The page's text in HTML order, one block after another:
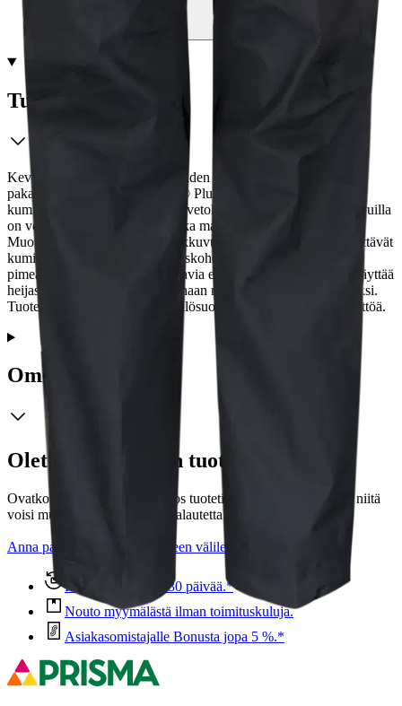
Tuotekuvaus
Keveät ja hengittävät housut, joiden materiaalina on helposti
pakattava GORE-TEX Paclite® Plus. Housuissa on
kuminauhavyötärö ja laminoitu vetoketjusepalus. Lahkeiden sivuilla
on vettä hylkivät vetoketjut, jotka mahdollistavat ilmanvaihdon.
Muotoillut polvet parantavat liikkuvuutta. Lahkeensuissa säädettävät
kuminauhat. Heijastavat yksityiskohdat lisäävät näkyvyyttä
pimeässä. Tuote sisältää heijastavia elementtejä. Lisäksi tulee käyttää
heijastinta tai heijastinliiviä parhaan näkyvyyden varmistamiseksi.
Tuote ei korvaa virallisen henkilösuojaimen tai heijastimen käyttöä.
Ominaisuudet
Oletko tyytyväinen tuotetietoihin?
Ovatko tuotetiedot riittävät? Jos tuotetiedoissa on puutteita tai niitä
voisi muuten parantaa, anna palautetta.
Anna palautetta Avautuu uuteen välilehteen
Ilmainen palautus 30 päivää.*
Nouto myymälästä ilman toimituskuluja.
Asiakasomistajalle Bonusta jopa 5 %.*